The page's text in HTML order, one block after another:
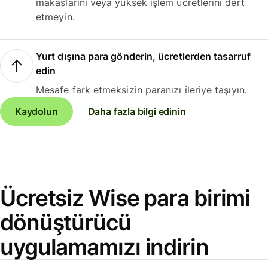
makaslarını veya yüksek işlem ücretlerini dert
etmeyin.
Yurt dışına para gönderin, ücretlerden tasarruf
edin
Mesafe fark etmeksizin paranızı ileriye taşıyın.
Kaydolun
Daha fazla bilgi edinin
Ücretsiz Wise para birimi
dönüştürücü
uygulamamızı indirin